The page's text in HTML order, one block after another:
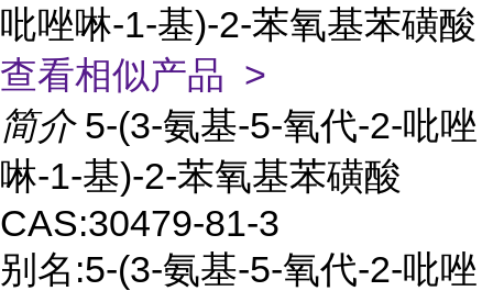
吡唑啉-1-基)-2-苯氧基苯磺酸
查看相似产品 >
简介 5-(3-氨基-5-氧代-2-吡唑
啉-1-基)-2-苯氧基苯磺酸
CAS:30479-81-3
别名:5-(3-氨基-5-氧代-2-吡唑